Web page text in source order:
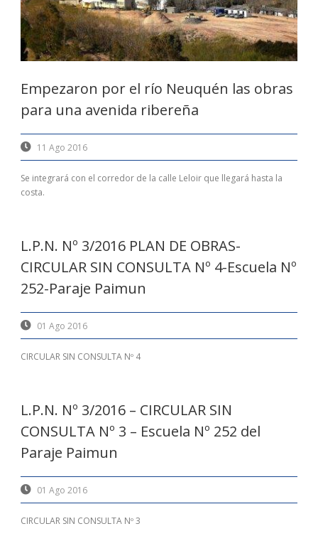
Empezaron por el río Neuquén las obras
para una avenida ribereña
11 Ago 2016
Se integrará con el corredor de la calle Leloir que llegará hasta la
costa.
L.P.N. Nº 3/2016 PLAN DE OBRAS-
CIRCULAR SIN CONSULTA Nº 4-Escuela Nº
252-Paraje Paimun
01 Ago 2016
CIRCULAR SIN CONSULTA Nº 4
L.P.N. Nº 3/2016 – CIRCULAR SIN
CONSULTA Nº 3 – Escuela Nº 252 del
Paraje Paimun
01 Ago 2016
CIRCULAR SIN CONSULTA Nº 3